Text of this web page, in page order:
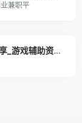
兼职平
我爱资源网 - 综合优质网络资源收集分享_游戏辅助资源网_爱资源_爱分享